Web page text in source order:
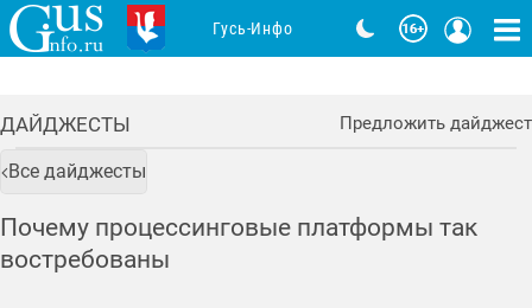
ДАЙДЖЕСТЫ Предложить дайджест
Все дайджесты
Почему процессинговые платформы так
востребованы
Гусь-Инфо